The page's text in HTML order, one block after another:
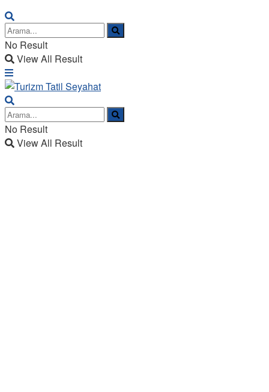
No Result
View All Result
No Result
View All Result